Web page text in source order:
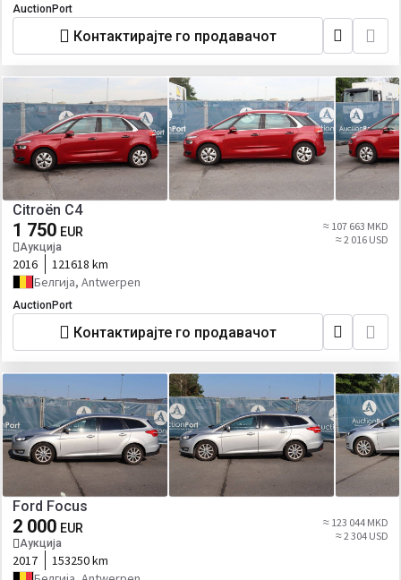
AuctionPort
Контактирајте го продавачот
Citroën C4
1 750 EUR
Аукција
≈ 107 663 MKD
≈ 2 016 USD
2016
121618 km
Белгија, Antwerpen
AuctionPort
Контактирајте го продавачот
Ford Focus
2 000 EUR
Аукција
≈ 123 044 MKD
≈ 2 304 USD
2017
153250 km